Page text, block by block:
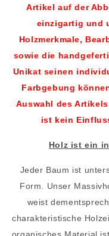
Artikel auf der
einzigartig und
Holzmerkmale,
sowie die
Unikat seinen
Farbgebung
Auswahl des
ist kein
Holz ist ein
Jeder Baum ist
Form. Unser
weist
charakteristische
organisches Material